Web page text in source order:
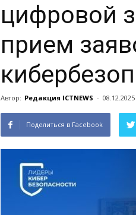
цифровой
прием
Автор: Редакция ICTNEWS -
Поделиться в Facebook